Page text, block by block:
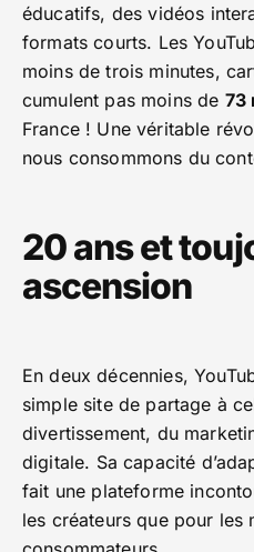
éducatifs, des vidéos
formats courts. Les
moins de trois minutes,
cumulent pas moins de 73
France ! Une véritable
nous consommons du
20 ans et
ascension
En deux décennies,
simple site de partage à
divertissement, du
digitale. Sa capacité
fait une plateforme
les créateurs que pour les